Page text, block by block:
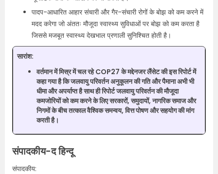
पादप-आधारित आहार संचारी और गैर-संचारी रोगों के बोझ को कम करने में
मदद करेगा जो अंततः मौजूदा स्वास्थ्य सुविधाओं पर बोझ को कम करता है
जिससे मजबूत स्वास्थ्य देखभाल प्रणाली सुनिश्चित होती है।
सारांश:
वर्तमान में मिस्र में चल रहे COP27 के मद्देनजर लैंसेट की इस रिपोर्ट में
कहा गया है कि जलवायु परिवर्तन अनुकूलन की गति और पैमाना अभी भी
धीमा और अपर्याप्त है साथ ही रिपोर्ट जलवायु परिवर्तन की मौजूदा
कमजोरियों को कम करने के लिए सरकारों, समुदायों, नागरिक समाज और
निगमों के बीच तत्काल वैश्विक समन्वय, वित्त पोषण और सहयोग की मांग
करती है।
संपादकीय-द हिन्दू
संपादकीय: